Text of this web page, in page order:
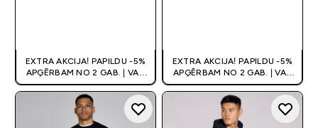
EXTRA AKCIJA! PAPILDU -5%
APĢĒRBAM NO 2 GAB. | VAR
APVIENOT AR KUPONU
EXTRA AKCIJA! PAPILDU -5%
APĢĒRBAM NO 2 GAB. | VAR
APVIENOT AR KUPONU